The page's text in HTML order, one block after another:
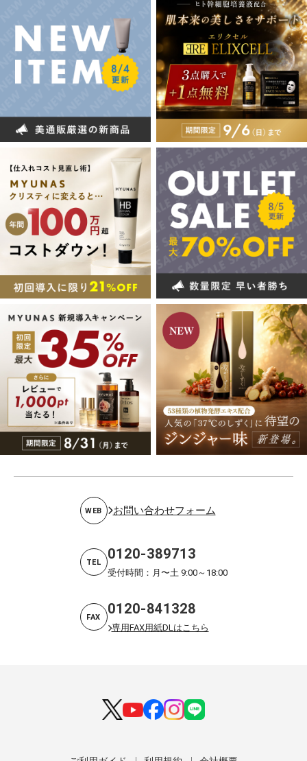
WEB お問い合わせフォーム
TEL 0120-389713
受付時間：月〜土 9:00～18:00
FAX 0120-841328
専用FAX用紙DLはこちら